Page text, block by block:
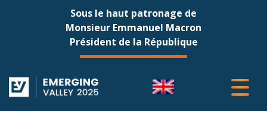
Sous le haut patronage de
Monsieur Emmanuel Macron
Président de la République